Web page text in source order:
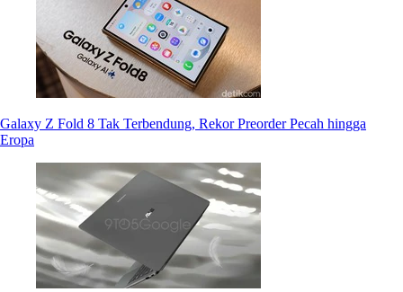
Galaxy Z Fold 8 Tak Terbendung, Rekor Preorder Pecah hingga
Eropa